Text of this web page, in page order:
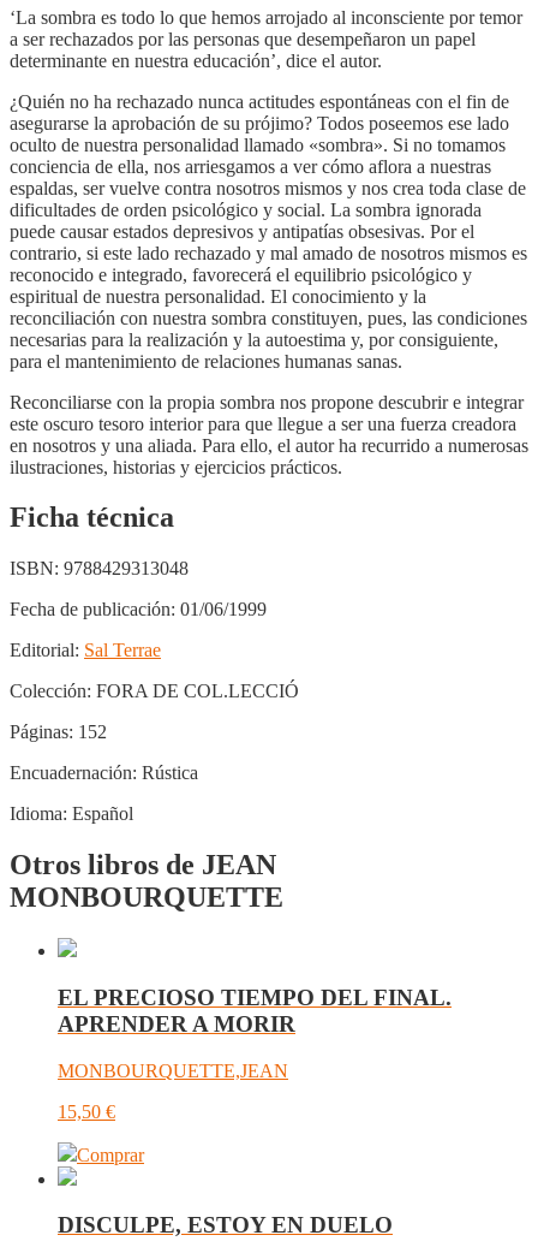
‘La sombra es todo lo que hemos arrojado al inconsciente por temor
a ser rechazados por las personas que desempeñaron un papel
determinante en nuestra educación’, dice el autor.
¿Quién no ha rechazado nunca actitudes espontáneas con el fin de
asegurarse la aprobación de su prójimo? Todos poseemos ese lado
oculto de nuestra personalidad llamado «sombra». Si no tomamos
conciencia de ella, nos arriesgamos a ver cómo aflora a nuestras
espaldas, ser vuelve contra nosotros mismos y nos crea toda clase de
dificultades de orden psicológico y social. La sombra ignorada
puede causar estados depresivos y antipatías obsesivas. Por el
contrario, si este lado rechazado y mal amado de nosotros mismos es
reconocido e integrado, favorecerá el equilibrio psicológico y
espiritual de nuestra personalidad. El conocimiento y la
reconciliación con nuestra sombra constituyen, pues, las condiciones
necesarias para la realización y la autoestima y, por consiguiente,
para el mantenimiento de relaciones humanas sanas.
Reconciliarse con la propia sombra nos propone descubrir e integrar
este oscuro tesoro interior para que llegue a ser una fuerza creadora
en nosotros y una aliada. Para ello, el autor ha recurrido a numerosas
ilustraciones, historias y ejercicios prácticos.
Ficha técnica
ISBN: 9788429313048
Fecha de publicación: 01/06/1999
Editorial: Sal Terrae
Colección: FORA DE COL.LECCIÓ
Páginas: 152
Encuadernación: Rústica
Idioma: Español
Otros libros de JEAN
MONBOURQUETTE
EL PRECIOSO TIEMPO DEL FINAL.
APRENDER A MORIR
MONBOURQUETTE,JEAN
15,50 €
Comprar
DISCULPE, ESTOY EN DUELO